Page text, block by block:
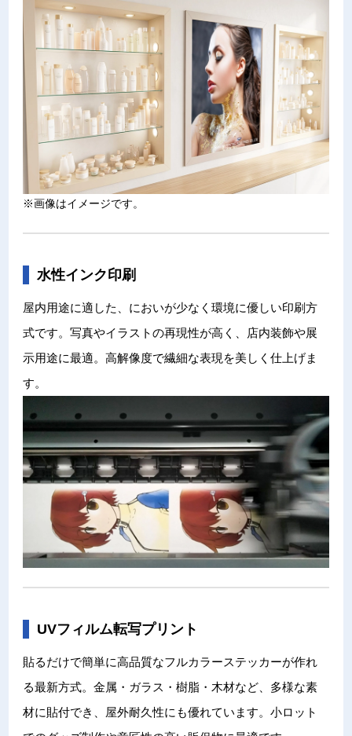
※画像はイメージです。
水性インク印刷
屋内用途に適した、においが少なく環境に優しい印刷方
式です。写真やイラストの再現性が高く、店内装飾や展
示用途に最適。高解像度で繊細な表現を美しく仕上げま
す。
UVフィルム転写プリント
貼るだけで簡単に高品質なフルカラーステッカーが作れ
る最新方式。金属・ガラス・樹脂・木材など、多様な素
材に貼付でき、屋外耐久性にも優れています。小ロット